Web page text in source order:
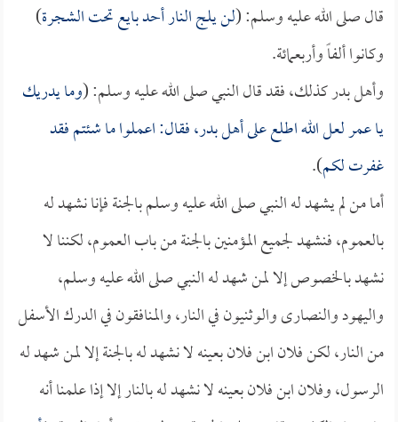
قال صلى الله عليه وسلم: (لن يلج النار أحد بايع تحت الشجرة)
وكانوا ألفاً وأربعمائة.
وأهل بدر كذلك، فقد قال النبي صلى الله عليه وسلم: (وما يدريك
ياعمرلعل الله اطلع على أهل بدر، فقال: اعملوا ما شئتم فقد
غفرت لكم).
أما من لم يشهد له النبي صلى الله عليه وسلم بالجنة فإنا نشهد له
بالعموم، فنشهد لجميع المؤمنين بالجنة من باب العموم، لكننا لا
نشهد بالخصوص إلا لمن شهد له النبي صلى الله عليه وسلم،
واليهود والنصارى والوثنيون في النار، والمنافقون في الدرك الأسفل
من النار، لكن فلان ابن فلان بعينه لا نشهد له بالجنة إلا لمن شهد له
الرسول، وفلان ابن فلان بعينه لا نشهد له بالنار إلا إذا علمنا أنه